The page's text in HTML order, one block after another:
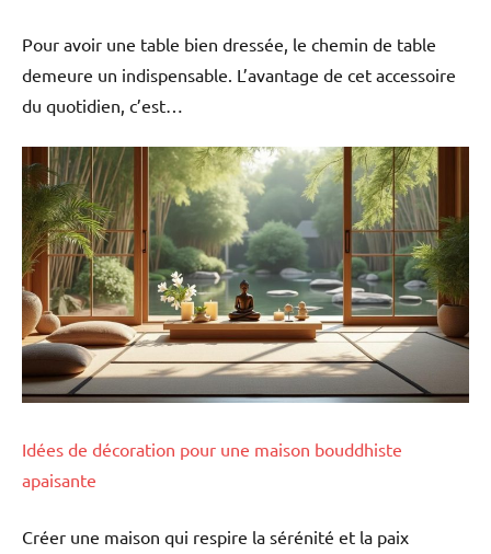
Pour avoir une table bien dressée, le chemin de table
demeure un indispensable. L’avantage de cet accessoire
du quotidien, c’est…
Idées de décoration pour une maison bouddhiste
apaisante
Créer une maison qui respire la sérénité et la paix